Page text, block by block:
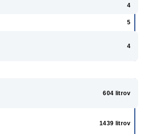
4
5
4
604 litrov
1439 litrov